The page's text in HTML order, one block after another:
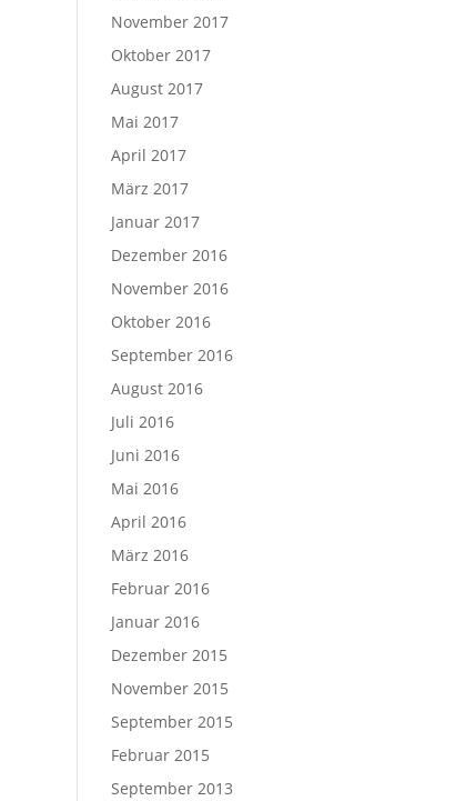
November 2017
Oktober 2017
August 2017
Mai 2017
April 2017
März 2017
Januar 2017
Dezember 2016
November 2016
Oktober 2016
September 2016
August 2016
Juli 2016
Juni 2016
Mai 2016
April 2016
März 2016
Februar 2016
Januar 2016
Dezember 2015
November 2015
September 2015
Februar 2015
September 2013